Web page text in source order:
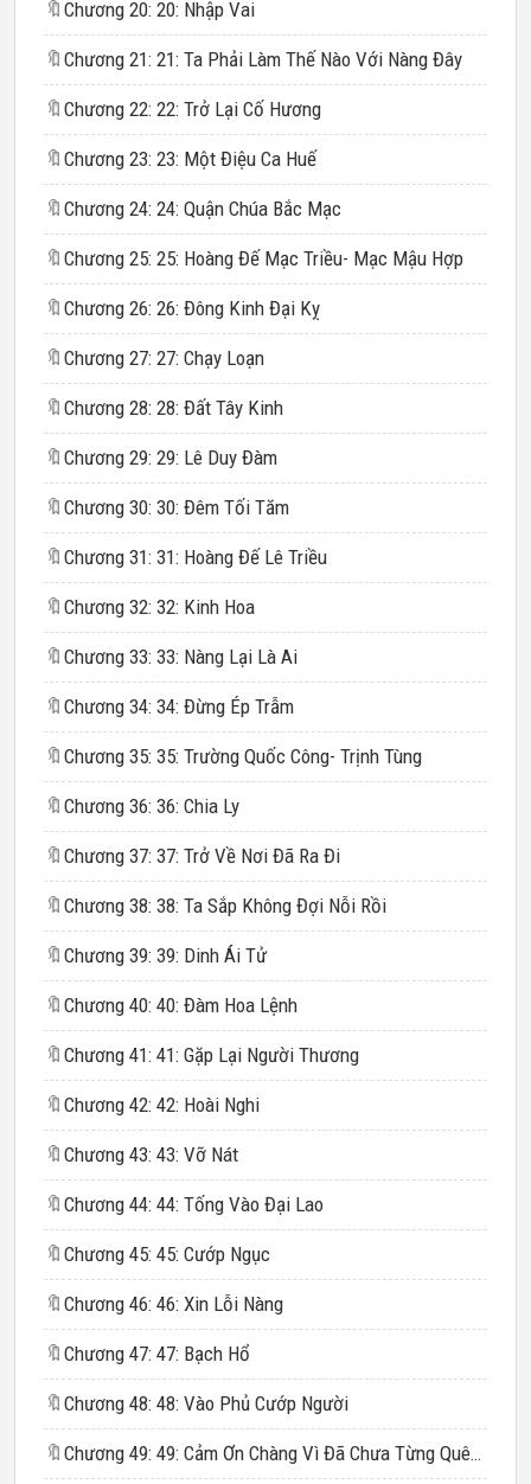
🔖 Chương 20: 20: Nhập Vai
🔖 Chương 21: 21: Ta Phải Làm Thế Nào Với Nàng Đây
🔖 Chương 22: 22: Trở Lại Cố Hương
🔖 Chương 23: 23: Một Điệu Ca Huế
🔖 Chương 24: 24: Quận Chúa Bắc Mạc
🔖 Chương 25: 25: Hoàng Đế Mạc Triều- Mạc Mậu Hợp
🔖 Chương 26: 26: Đông Kinh Đại Kỵ
🔖 Chương 27: 27: Chạy Loạn
🔖 Chương 28: 28: Đất Tây Kinh
🔖 Chương 29: 29: Lê Duy Đàm
🔖 Chương 30: 30: Đêm Tối Tăm
🔖 Chương 31: 31: Hoàng Đế Lê Triều
🔖 Chương 32: 32: Kinh Hoa
🔖 Chương 33: 33: Nàng Lại Là Ai
🔖 Chương 34: 34: Đừng Ép Trẫm
🔖 Chương 35: 35: Trường Quốc Công- Trịnh Tùng
🔖 Chương 36: 36: Chia Ly
🔖 Chương 37: 37: Trở Về Nơi Đã Ra Đi
🔖 Chương 38: 38: Ta Sắp Không Đợi Nỗi Rồi
🔖 Chương 39: 39: Dinh Ái Tử
🔖 Chương 40: 40: Đàm Hoa Lệnh
🔖 Chương 41: 41: Gặp Lại Người Thương
🔖 Chương 42: 42: Hoài Nghi
🔖 Chương 43: 43: Vỡ Nát
🔖 Chương 44: 44: Tống Vào Đại Lao
🔖 Chương 45: 45: Cướp Ngục
🔖 Chương 46: 46: Xin Lỗi Nàng
🔖 Chương 47: 47: Bạch Hổ
🔖 Chương 48: 48: Vào Phủ Cướp Người
🔖 Chương 49: 49: Cảm Ơn Chàng Vì Đã Chưa Từng Quên Ta